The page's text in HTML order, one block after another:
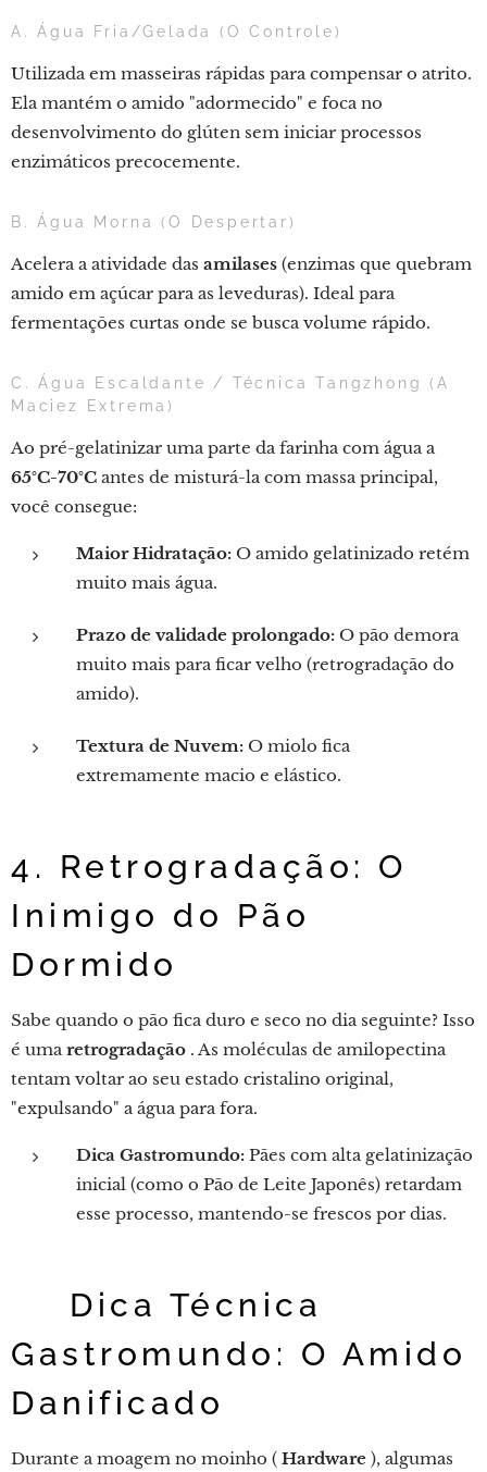
A. Água Fria/Gelada (O Controle)
Utilizada em masseiras rápidas para compensar o atrito.
Ela mantém o amido "adormecido" e foca no
desenvolvimento do glúten sem iniciar processos
enzimáticos precocemente.
B. Água Morna (O Despertar)
Acelera a atividade das amilases (enzimas que quebram
amido em açúcar para as leveduras). Ideal para
fermentações curtas onde se busca volume rápido.
C. Água Escaldante / Técnica Tangzhong (A
Maciez Extrema)
Ao pré-gelatinizar uma parte da farinha com água a
65°C-70°C antes de misturá-la com massa principal,
você consegue:
Maior Hidratação: O amido gelatinizado retém
muito mais água.
Prazo de validade prolongado: O pão demora
muito mais para ficar velho (retrogradação do
amido).
Textura de Nuvem: O miolo fica
extremamente macio e elástico.
4. Retrogradação: O
Inimigo do Pão
Dormido
Sabe quando o pão fica duro e seco no dia seguinte? Isso
é umaretrogradação . As moléculas de amilopectina
tentam voltar ao seu estado cristalino original,
"expulsando" a água para fora.
Dica Gastromundo: Pães com alta gelatinização
inicial (como o Pão de Leite Japonês) retardam
esse processo, mantendo-se frescos por dias.
💡 Dica Técnica
Gastromundo: O Amido
Danificado
Durante a moagem no moinho ( Hardware ), algumas